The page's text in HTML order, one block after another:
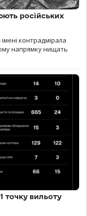
російських
контрадмірала
напрямку нищать
точку вильоту